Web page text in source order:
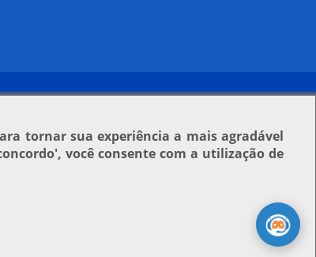
tornar sua experiência a mais agradável
, você consente com a utilização de